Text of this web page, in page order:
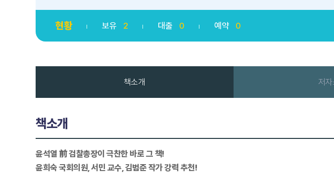
현황 보유 2 대출 0 예약 0
책소개 저자
책소개
윤석열 前 검찰총장이 극찬한 바로 그 책!
윤희숙 국회의원, 서민 교수, 김범준 작가 강력 추천!